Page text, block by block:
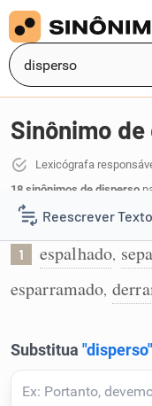
Reescrever Texto
Resumir Texto
Detector de IA
Sinônimo
Lexicógrafa
18 sinônimos de disperso
Que está espalhado,
1 espalhado,
esparramado,